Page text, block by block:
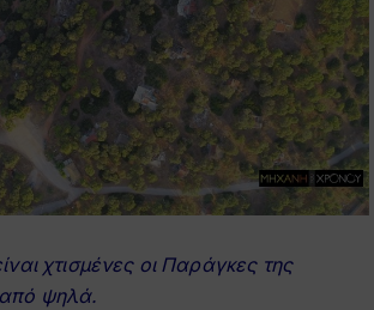
χτισμένες οι Παράγκες της
ψηλά.